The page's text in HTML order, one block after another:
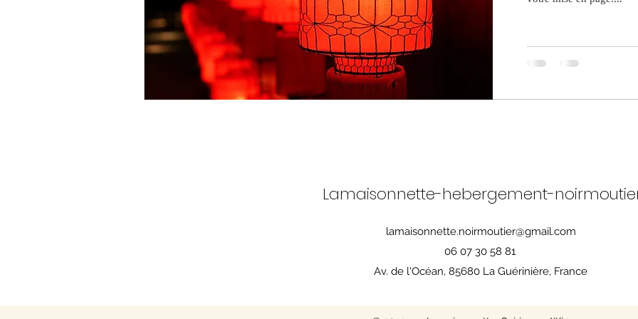
Lamaisonnette-hebergement-
lamaisonnette.noirmoutier@gmail.com
06 07 30 58 81
Av. de l'Océan, 85680 La Guérinière, France